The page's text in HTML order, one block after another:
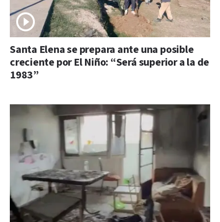
Santa Elena se prepara ante una posible
creciente por El Niño: “Será superior a la de
1983”